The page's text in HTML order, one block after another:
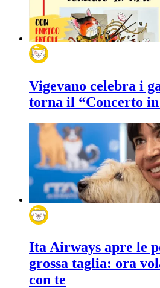
Vigevano celebra i
torna il “Concerto
Ita Airways apre le
grossa taglia: ora
con te